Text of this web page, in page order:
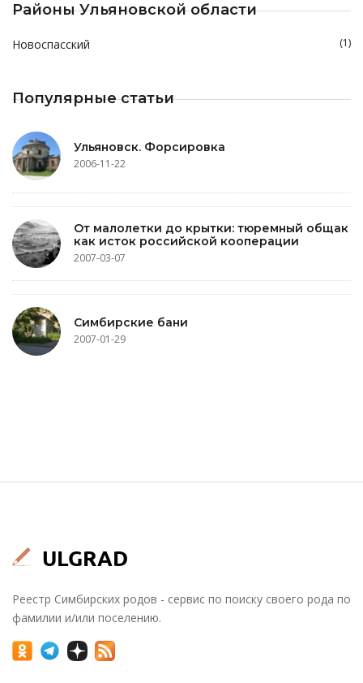
Районы Ульяновской области
Новоспасский (1)
Популярные статьи
Ульяновск. Форсировка
2006-11-22
От малолетки до крытки: тюремный общак
как исток российской кооперации
2007-03-07
Симбирские бани
2007-01-29
Реестр Симбирских родов - сервис по поиску своего рода по
фамилии и/или поселению.